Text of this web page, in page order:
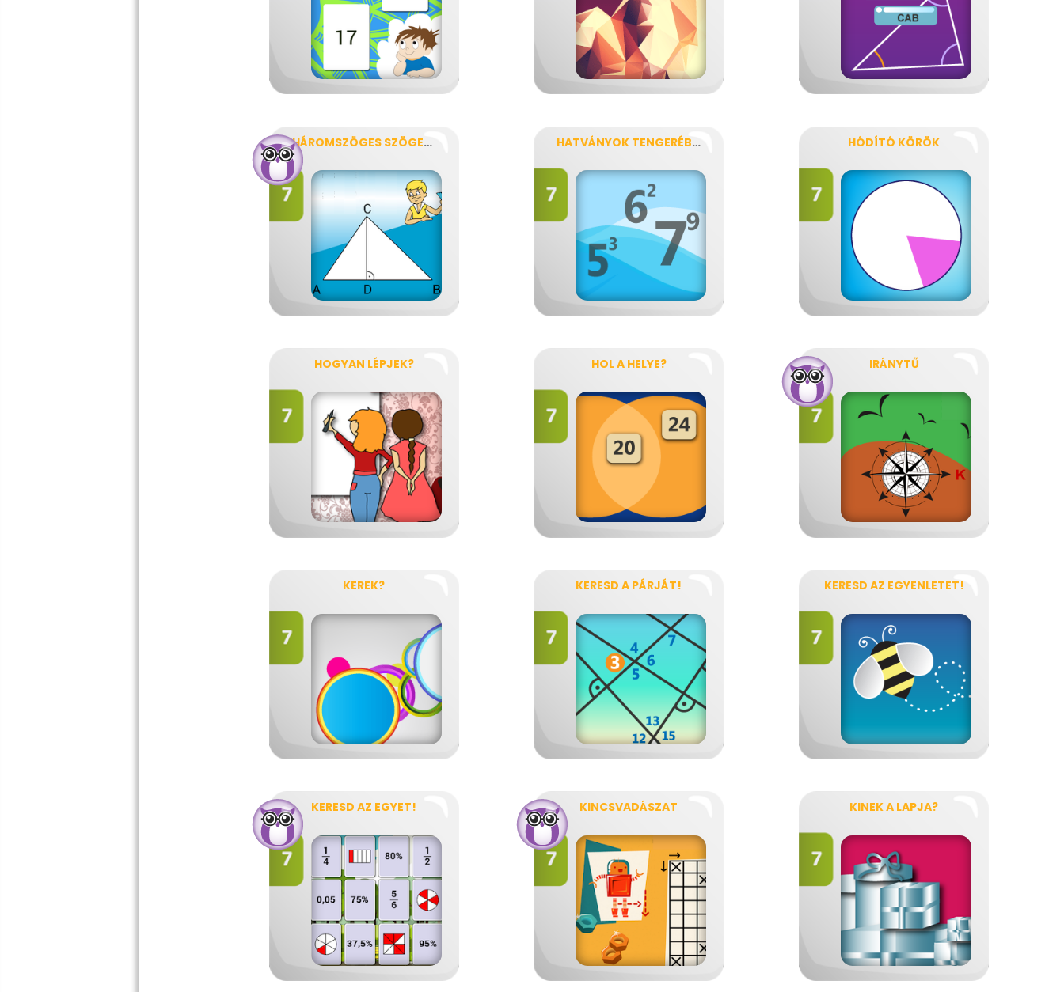
HÁROMSZÖGES SZÖGELŐ HATVÁNYOK TENGERÉBEN HÓDÍTÓ KÖRÖK
HOGYAN LÉPJEK? HOL A HELYE? IRÁNYTŰ
KEREK? KERESD A PÁRJÁT! KERESD AZ EGYENLETET!
KERESD AZ EGYET! KINCSVADÁSZAT KINEK A LAPJA?